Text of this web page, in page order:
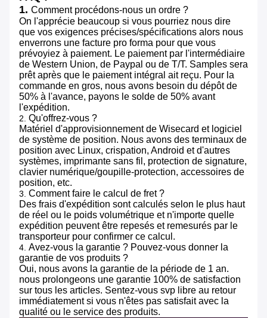
1. Comment procédons-nous un ordre ?
On l'apprécie beaucoup si vous pourriez nous dire
que vos exigences précises/spécifications alors nous
enverrons une facture pro forma pour que vous
prévoyiez à paiement. Le paiement par l'intermédiaire
de Western Union, de Paypal ou de T/T. Samples sera
prêt après que le paiement intégral ait reçu. Pour la
commande en gros, nous avons besoin du dépôt de
50% à l'avance, payons le solde de 50% avant
l'expédition.
2. Qu'offrez-vous ?
Matériel d'approvisionnement de Wisecard et logiciel
de système de position. Nous avons des terminaux de
position avec Linux, crispation, Android et d'autres
systèmes, imprimante sans fil, protection de signature,
clavier numérique/goupille-protection, accessoires de
position, etc.
3. Comment faire le calcul de fret ?
Des frais d'expédition sont calculés selon le plus haut
de réel ou le poids volumétrique et n'importe quelle
expédition peuvent être repesés et remesurés par le
transporteur pour confirmer ce calcul.
4. Avez-vous la garantie ? Pouvez-vous donner la
garantie de vos produits ?
Oui, nous avons la garantie de la période de 1 an.
nous prolongeons une garantie 100% de satisfaction
sur tous les articles. Sentez-vous svp libre au retour
immédiatement si vous n'êtes pas satisfait avec la
qualité ou le service des produits.